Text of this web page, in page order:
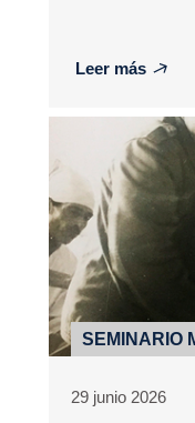
Leer más
SEMINARIO
29 junio 2026